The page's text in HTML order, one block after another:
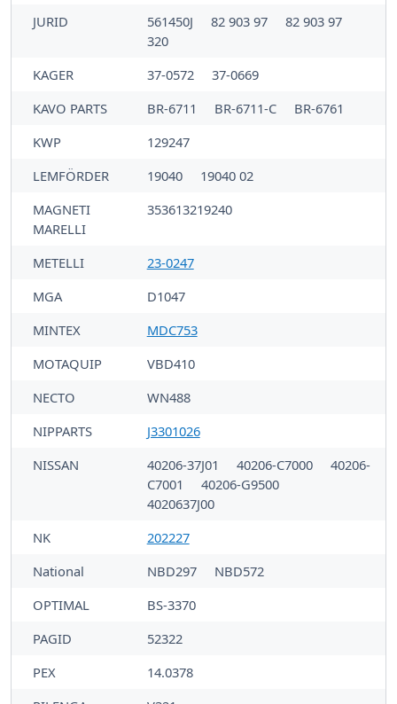
JURID
561450J 82 903 97
82 903 97
320
KAGER
37-0572
37-0669
KAVO PARTS
BR-6711 BR-6711-C
BR-6761
KWP
129247
LEMFÖRDER
19040
19040 02
MAGNETI
MARELLI
353613219240
METELLI
23-0247
MGA
D1047
MINTEX
MDC753
MOTAQUIP
VBD410
NECTO
WN488
NIPPARTS
J3301026
NISSAN
40206-37J01 40206-C7000
40206-
C7001
40206-G9500
4020637J00
NK
202227
National
NBD297
NBD572
OPTIMAL
BS-3370
PAGID
52322
PEX
14.0378